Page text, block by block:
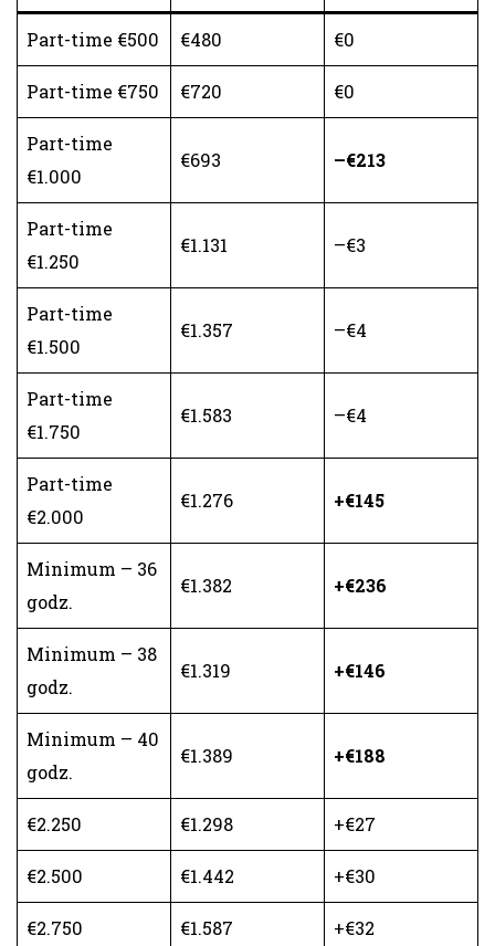
Part-time €500 €480 €0
Part-time €750 €720 €0
Part-time
€1.000
€693 –€213
Part-time
€1.250
€1.131 –€3
Part-time
€1.500
€1.357 –€4
Part-time
€1.750
€1.583 –€4
Part-time
€2.000
€1.276 +€145
Minimum – 36
godz.
€1.382 +€236
Minimum – 38
godz.
€1.319 +€146
Minimum – 40
godz.
€1.389 +€188
€2.250 €1.298 +€27
€2.500 €1.442 +€30
€2.750 €1.587 +€32